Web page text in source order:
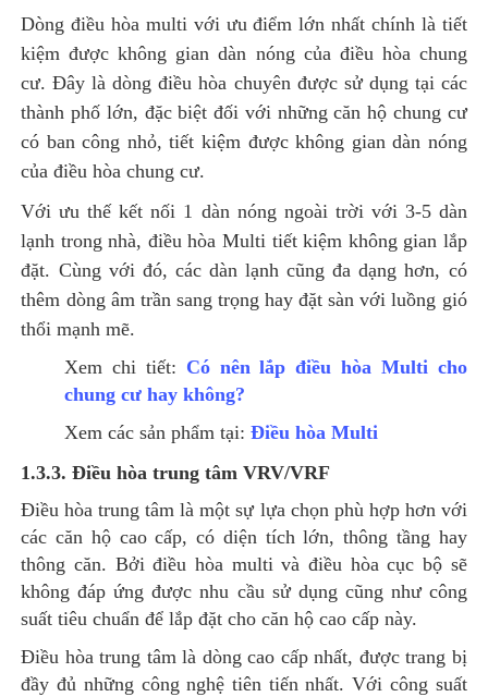
Dòng điều hòa multi với ưu điểm lớn nhất chính là tiết
kiệm được không gian dàn nóng của điều hòa chung
cư. Đây là dòng điều hòa chuyên được sử dụng tại các
thành phố lớn, đặc biệt đối với những căn hộ chung cư
có ban công nhỏ, tiết kiệm được không gian dàn nóng
của điều hòa chung cư.
Với ưu thế kết nối 1 dàn nóng ngoài trời với 3-5 dàn
lạnh trong nhà, điều hòa Multi tiết kiệm không gian lắp
đặt. Cùng với đó, các dàn lạnh cũng đa dạng hơn, có
thêm dòng âm trần sang trọng hay đặt sàn với luồng gió
thổi mạnh mẽ.
Xem chi tiết: Có nên lắp điều hòa Multi cho
chung cư hay không?
Xem các sản phẩm tại: Điều hòa Multi
1.3.3. Điều hòa trung tâm VRV/VRF
Điều hòa trung tâm là một sự lựa chọn phù hợp hơn với
các căn hộ cao cấp, có diện tích lớn, thông tầng hay
thông căn. Bởi điều hòa multi và điều hòa cục bộ sẽ
không đáp ứng được nhu cầu sử dụng cũng như công
suất tiêu chuẩn để lắp đặt cho căn hộ cao cấp này.
Điều hòa trung tâm là dòng cao cấp nhất, được trang bị
đầy đủ những công nghệ tiên tiến nhất. Với công suất